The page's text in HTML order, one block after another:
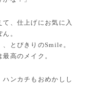
、仕上げにお気に入
。
とびきりのSmile。
高のメイク。
ンカチもおめかしし